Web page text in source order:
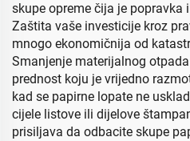
skupe opreme čija je popravka
Zaštita vaše investicije kroz
mnogo ekonomičnija od
Smanjenje materijalnog
prednost koju je vrijedno
kad se papirne lopate ne
cijele listove ili dijelove
prisiljava da odbacite skupe